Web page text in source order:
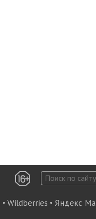
• Wildberries • Яндекс